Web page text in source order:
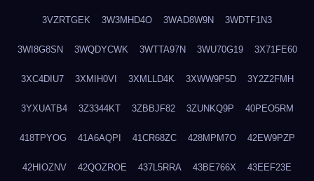
3VZRTGEK 3W3MHD4O 3WAD8W9N 3WDTF1N3
3WI8G8SN 3WQDYCWK 3WTTA97N 3WU70G19 3X71FE60
3XC4DIU7 3XMIH0VI 3XMLLD4K 3XWW9P5D 3Y2Z2FMH
3YXUATB4 3Z3344KT 3ZBBJF82 3ZUNKQ9P 40PEO5RM
418TPYOG 41A6AQPI 41CR68ZC 428MPM7O 42EW9PZP
42HIOZNV 42QOZROE 437L5RRA 43BE766X 43EEF23E